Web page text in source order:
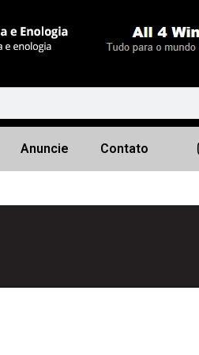
Anuncie Contato